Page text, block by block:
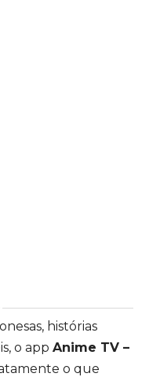
histórias
o app Anime TV –
o que